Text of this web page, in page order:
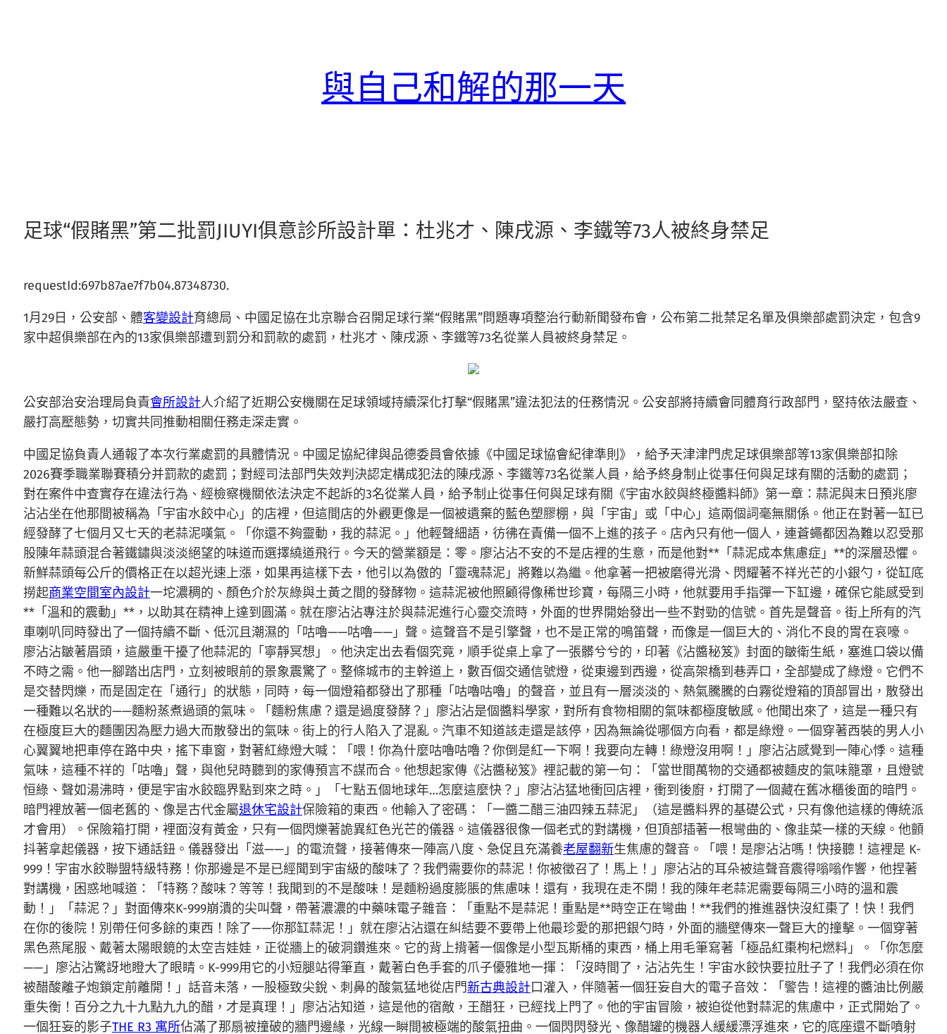
與自己和解的那一天
足球“假賭黑”第二批罰JIUYI俱意診所設計單：杜兆才、陳戌源、李鐵等73人被終身禁足
requestId:697b87ae7f7b04.87348730.
1月29日，公安部、體客變設計育總局、中國足協在北京聯合召開足球行業“假賭黑”問題專項整治行動新聞發布會，公布第二批禁足名單及俱樂部處罰決定，包含9
家中超俱樂部在內的13家俱樂部遭到罰分和罰款的處罰，杜兆才、陳戌源、李鐵等73名從業人員被終身禁足。
公安部治安治理局負責會所設計人介紹了近期公安機關在足球領域持續深化打擊“假賭黑”違法犯法的任務情況。公安部將持續會同體育行政部門，堅持依法嚴查、
嚴打高壓態勢，切實共同推動相關任務走深走實。
中國足協負責人通報了本次行業處罰的具體情況。中國足協紀律與品德委員會依據《中國足球協會紀律準則》，給予天津津門虎足球俱樂部等13家俱樂部扣除
2026賽季職業聯賽積分并罰款的處罰；對經司法部門失效判決認定構成犯法的陳戌源、李鐵等73名從業人員，給予終身制止從事任何與足球有關的活動的處罰；
對在案件中查實存在違法行為、經檢察機關依法決定不起訴的3名從業人員，給予制止從事任何與足球有關《宇宙水餃與終極醬料師》第一章：蒜泥與末日預兆廖
沾沾坐在他那間被稱為「宇宙水餃中心」的店裡，但這間店的外觀更像是一個被遺棄的藍色塑膠棚，與「宇宙」或「中心」這兩個詞毫無關係。他正在對著一缸已
經發酵了七個月又七天的老蒜泥嘆氣。「你還不夠靈動，我的蒜泥。」他輕聲細語，彷彿在責備一個不上進的孩子。店內只有他一個人，連蒼蠅都因為難以忍受那
股陳年蒜頭混合著鐵鏽與淡淡絕望的味道而選擇繞道飛行。今天的營業額是：零。廖沾沾不安的不是店裡的生意，而是他對**「蒜泥成本焦慮症」**的深層恐懼。
新鮮蒜頭每公斤的價格正在以超光速上漲，如果再這樣下去，他引以為傲的「靈魂蒜泥」將難以為繼。他拿著一把被磨得光滑、閃耀著不祥光芒的小銀勺，從缸底
撈起商業空間室內設計一坨濃稠的、顏色介於灰綠與土黃之間的發酵物。這蒜泥被他照顧得像稀世珍寶，每隔三小時，他就要用手指彈一下缸邊，確保它能感受到
**「溫和的震動」**，以助其在精神上達到圓滿。就在廖沾沾專注於與蒜泥進行心靈交流時，外面的世界開始發出一些不對勁的信號。首先是聲音。街上所有的汽
車喇叭同時發出了一個持續不斷、低沉且潮濕的「咕嚕——咕嚕——」聲。這聲音不是引擎聲，也不是正常的鳴笛聲，而像是一個巨大的、消化不良的胃在哀嚎。
廖沾沾皺著眉頭，這嚴重干擾了他蒜泥的「寧靜冥想」。他決定出去看個究竟，順手從桌上拿了一張髒兮兮的，印著《沾醬秘笈》封面的皺衛生紙，塞進口袋以備
不時之需。他一腳踏出店門，立刻被眼前的景象震驚了。整條城市的主幹道上，數百個交通信號燈，從東邊到西邊，從高架橋到巷弄口，全部變成了綠燈。它們不
是交替閃爍，而是固定在「通行」的狀態，同時，每一個燈箱都發出了那種「咕嚕咕嚕」的聲音，並且有一層淡淡的、熱氣騰騰的白霧從燈箱的頂部冒出，散發出
一種難以名狀的——麵粉蒸煮過頭的氣味。「麵粉焦慮？還是過度發酵？」廖沾沾是個醬料學家，對所有食物相關的氣味都極度敏感。他聞出來了，這是一種只有
在極度巨大的麵團因為壓力過大而散發出的氣味。街上的行人陷入了混亂。汽車不知道該走還是該停，因為無論從哪個方向看，都是綠燈。一個穿著西裝的男人小
心翼翼地把車停在路中央，搖下車窗，對著紅綠燈大喊：「喂！你為什麼咕嚕咕嚕？你倒是紅一下啊！我要向左轉！綠燈沒用啊！」廖沾沾感覺到一陣心悸。這種
氣味，這種不祥的「咕嚕」聲，與他兒時聽到的家傳預言不謀而合。他想起家傳《沾醬秘笈》裡記載的第一句：「當世間萬物的交通都被麵皮的氣味籠罩，且燈號
恒綠、聲如湯沸時，便是宇宙水餃臨界點到來之時。」「七點五個地球年…怎麼這麼快？」廖沾沾猛地衝回店裡，衝到後廚，打開了一個藏在舊冰櫃後面的暗門。
暗門裡放著一個老舊的、像是古代金屬退休宅設計保險箱的東西。他輸入了密碼：「一醬二醋三油四辣五蒜泥」（這是醬料界的基礎公式，只有像他這樣的傳統派
才會用）。保險箱打開，裡面沒有黃金，只有一個閃爍著詭異紅色光芒的儀器。這儀器很像一個老式的對講機，但頂部插著一根彎曲的、像韭菜一樣的天線。他顫
抖著拿起儀器，按下通話鈕。儀器發出「滋——」的電流聲，接著傳來一陣高八度、急促且充滿養老屋翻新生焦慮的聲音。「喂！是廖沾沾嗎！快接聽！這裡是 K-
999！宇宙水餃聯盟特級特務！你那邊是不是已經聞到宇宙級的酸味了？我們需要你的蒜泥！你被徵召了！馬上！」廖沾沾的耳朵被這聲音震得嗡嗡作響，他捏著
對講機，困惑地喊道：「特務？酸味？等等！我聞到的不是酸味！是麵粉過度膨脹的焦慮味！還有，我現在走不開！我的陳年老蒜泥需要每隔三小時的溫和震
動！」「蒜泥？」對面傳來K-999崩潰的尖叫聲，帶著濃濃的中藥味電子雜音：「重點不是蒜泥！重點是**時空正在彎曲！**我們的推進器快沒紅棗了！快！我們
在你的後院！別帶任何多餘的東西！除了——你那缸蒜泥！」就在廖沾沾還在糾結要不要帶上他最珍愛的那把銀勺時，外面的牆壁傳來一聲巨大的撞擊。一個穿著
黑色燕尾服、戴著太陽眼鏡的太空吉娃娃，正從牆上的破洞鑽進來。它的背上揹著一個像是小型瓦斯桶的東西，桶上用毛筆寫著「極品紅棗枸杞燃料」。「你怎麼
——」廖沾沾驚訝地瞪大了眼睛。K-999用它的小短腿站得筆直，戴著白色手套的爪子優雅地一揮：「沒時間了，沾沾先生！宇宙水餃快要拉肚子了！我們必須在你
被醋酸離子炮鎖定前離開！」話音未落，一股極致尖銳、刺鼻的酸氣猛地從店門新古典設計口灌入，伴隨著一個狂妄自大的電子音效：「警告！這裡的醬油比例嚴
重失衡！百分之九十九點九九的醋，才是真理！」廖沾沾知道，這是他的宿敵，王醋狂，已經找上門了。他的宇宙冒險，被迫從他對蒜泥的焦慮中，正式開始了。
一個狂妄的影子THE R3 寓所佔滿了那扇被撞破的牆門邊緣，光線一瞬間被極端的酸氣扭曲。一個閃閃發光、像醋罐的機器人緩緩漂浮進來，它的底座還不斷噴射